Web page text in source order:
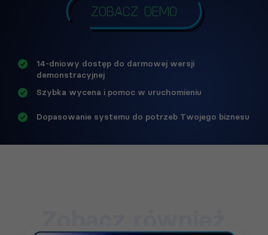
Zobacz demo
14-dniowy dostęp do darmowej wersji
demonstracyjnej
Szybka wycena i pomoc w uruchomieniu
Dopasowanie systemu do potrzeb Twojego biznesu